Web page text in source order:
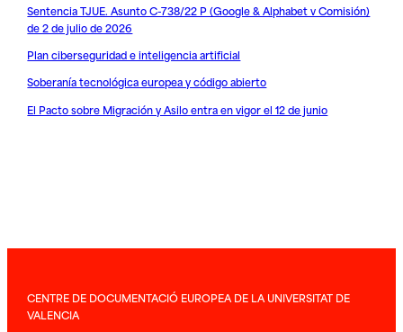
Sentencia TJUE. Asunto C-738/22 P (Google & Alphabet v Comisión)
de 2 de julio de 2026
Plan ciberseguridad e inteligencia artificial
Soberanía tecnológica europea y código abierto
El Pacto sobre Migración y Asilo entra en vigor el 12 de junio
CENTRE DE DOCUMENTACIÓ EUROPEA DE LA UNIVERSITAT DE
VALENCIA